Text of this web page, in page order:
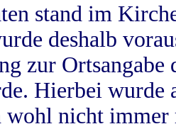
stand im
deshalb
zur
Hierbei wurde
wohl nicht